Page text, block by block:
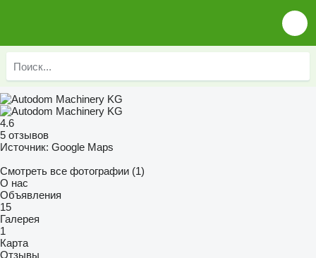
4.6
5 отзывов
Источник: Google Maps
Смотреть все фотографии (1)
О нас
Объявления
15
Галерея
1
Карта
Отзывы